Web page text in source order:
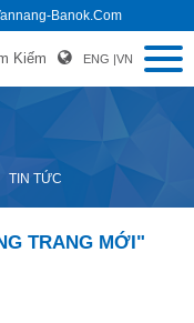
Banok.com
Kiếm ENG |VN
TIN TỨC
TRANG MỚI"